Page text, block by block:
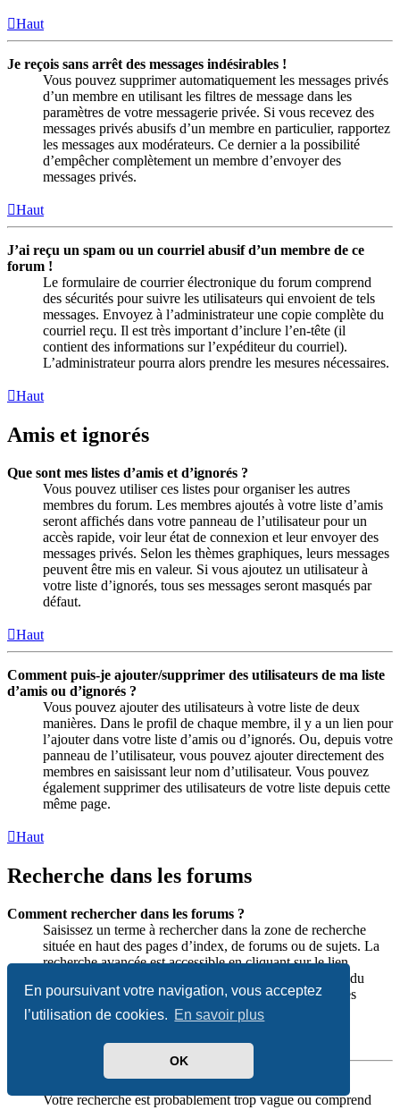
En poursuivant votre navigation, vous acceptez
l’utilisation de cookies. En savoir plus
OK
Haut
Je reçois sans arrêt des messages indésirables !
Vous pouvez supprimer automatiquement les messages privés
d’un membre en utilisant les filtres de message dans les
paramètres de votre messagerie privée. Si vous recevez des
messages privés abusifs d’un membre en particulier, rapportez
les messages aux modérateurs. Ce dernier a la possibilité
d’empêcher complètement un membre d’envoyer des
messages privés.
Haut
J’ai reçu un spam ou un courriel abusif d’un membre de ce
forum !
Le formulaire de courrier électronique du forum comprend
des sécurités pour suivre les utilisateurs qui envoient de tels
messages. Envoyez à l’administrateur une copie complète du
courriel reçu. Il est très important d’inclure l’en-tête (il
contient des informations sur l’expéditeur du courriel).
L’administrateur pourra alors prendre les mesures nécessaires.
Haut
Amis et ignorés
Que sont mes listes d’amis et d’ignorés ?
Vous pouvez utiliser ces listes pour organiser les autres
membres du forum. Les membres ajoutés à votre liste d’amis
seront affichés dans votre panneau de l’utilisateur pour un
accès rapide, voir leur état de connexion et leur envoyer des
messages privés. Selon les thèmes graphiques, leurs messages
peuvent être mis en valeur. Si vous ajoutez un utilisateur à
votre liste d’ignorés, tous ses messages seront masqués par
défaut.
Haut
Comment puis-je ajouter/supprimer des utilisateurs de ma liste
d’amis ou d’ignorés ?
Vous pouvez ajouter des utilisateurs à votre liste de deux
manières. Dans le profil de chaque membre, il y a un lien pour
l’ajouter dans votre liste d’amis ou d’ignorés. Ou, depuis votre
panneau de l’utilisateur, vous pouvez ajouter directement des
membres en saisissant leur nom d’utilisateur. Vous pouvez
également supprimer des utilisateurs de votre liste depuis cette
même page.
Haut
Recherche dans les forums
Comment rechercher dans les forums ?
Saisissez un terme à rechercher dans la zone de recherche
située en haut des pages d’index, de forums ou de sujets. La
recherche avancée est accessible en cliquant sur le lien
« Recherche avancée » disponible sur toutes les pages du
forum. L’accès à la recherche peut dépendre des thèmes
graphiques utilisés.
Pourquoi ma recherche ne renvoie aucun résultat ?
Votre recherche est probablement trop vague ou comprend